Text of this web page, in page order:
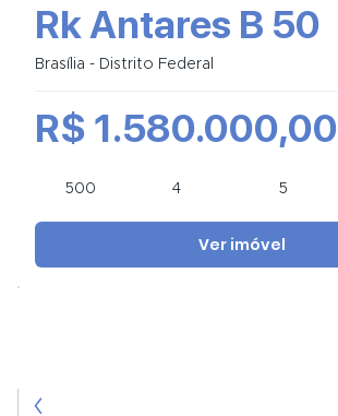
Rk Antares B 50
Brasília - Distrito Federal
500 4 5
R$ 1.580.000,00
Ver imóvel